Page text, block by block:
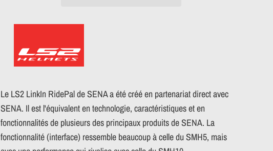
Le LS2 LinkIn RidePal de SENA a été créé en partenariat direct avec
SENA. Il est l'équivalent en technologie, caractéristiques et en
fonctionnalités de plusieurs des principaux produits de SENA. La
fonctionnalité (interface) ressemble beaucoup à celle du SMH5, mais